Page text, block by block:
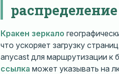
Кракен зеркало
что ускоряет загрузку
anycast для маршрутизации к
ссылка может указывать на